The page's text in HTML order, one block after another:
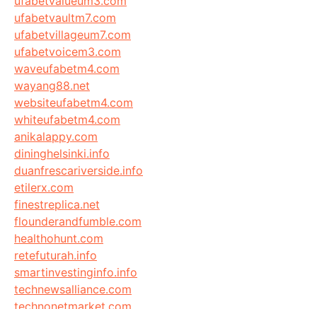
ufabetvaultm7.com
ufabetvillageum7.com
ufabetvoicem3.com
waveufabetm4.com
wayang88.net
websiteufabetm4.com
whiteufabetm4.com
anikalappy.com
dininghelsinki.info
duanfrescariverside.info
etilerx.com
finestreplica.net
flounderandfumble.com
healthohunt.com
retefuturah.info
smartinvestinginfo.info
technewsalliance.com